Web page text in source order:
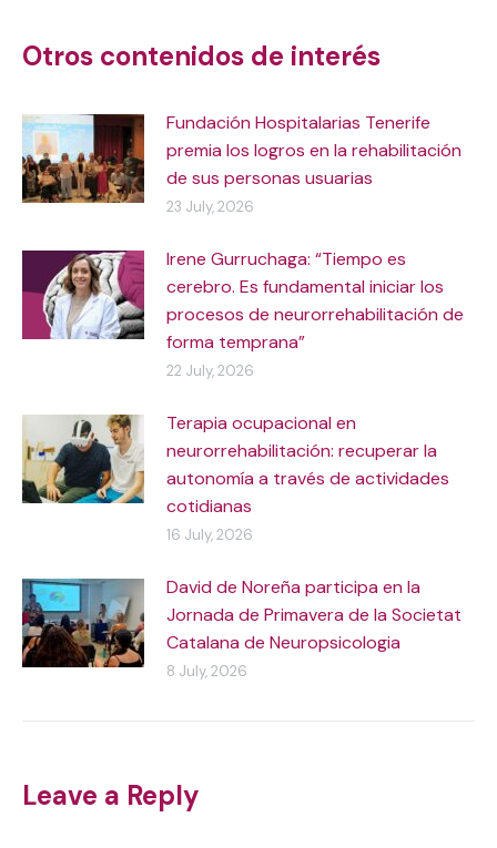
Otros contenidos de interés
Fundación Hospitalarias Tenerife
premia los logros en la rehabilitación
de sus personas usuarias
23 July, 2026
Irene Gurruchaga: “Tiempo es
cerebro. Es fundamental iniciar los
procesos de neurorrehabilitación de
forma temprana”
22 July, 2026
Terapia ocupacional en
neurorrehabilitación: recuperar la
autonomía a través de actividades
cotidianas
16 July, 2026
David de Noreña participa en la
Jornada de Primavera de la Societat
Catalana de Neuropsicologia
8 July, 2026
Leave a Reply